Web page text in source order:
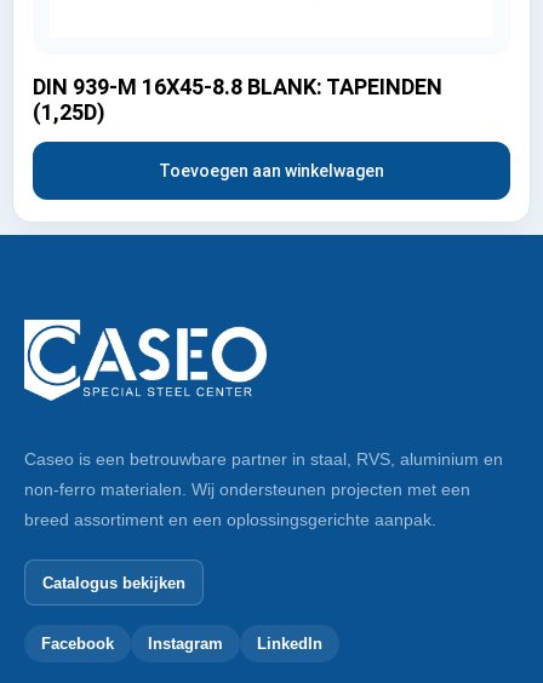
DIN 939-M 16X45-8.8 BLANK: TAPEINDEN
(1,25D)
Toevoegen aan winkelwagen
Caseo is een betrouwbare partner in staal, RVS, aluminium en
non-ferro materialen. Wij ondersteunen projecten met een
breed assortiment en een oplossingsgerichte aanpak.
Catalogus bekijken
Facebook Instagram LinkedIn